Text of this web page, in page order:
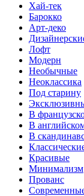
Хай-тек
Барокко
Арт-деко
Лофт
Модерн
Необычные
Неоклассика
Под старину
В
В
В
Красивые
Минимализм
Прованс